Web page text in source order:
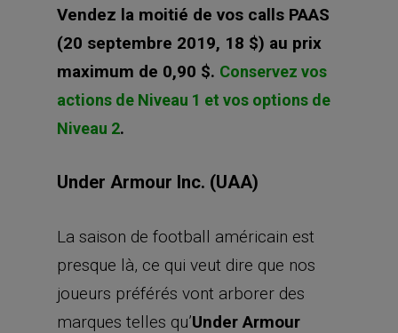
Vendez la moitié de vos calls PAAS
(20 septembre 2019, 18 $) au prix
maximum de 0,90 $. Conservez vos
actions de Niveau 1 et vos options de
Niveau 2.
Under Armour Inc. (UAA)
La saison de football américain est
presque là, ce qui veut dire que nos
joueurs préférés vont arborer des
marques telles qu’Under Armour